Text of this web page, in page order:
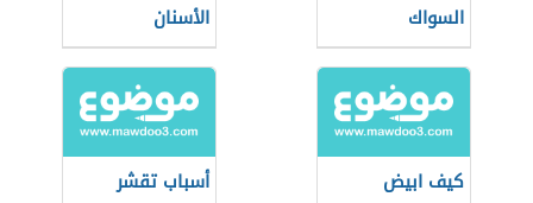
السواك
الأسنان
كيف ابيض
أسباب تقشر